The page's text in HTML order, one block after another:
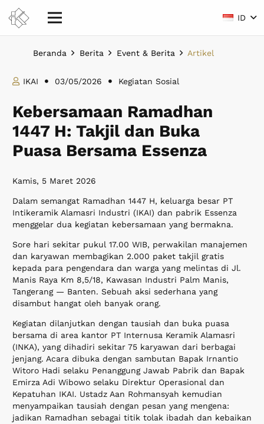
ID
Beranda Berita Event & Berita Artikel
IKAI 03/05/2026 Kegiatan Sosial
Kebersamaan Ramadhan
1447 H: Takjil dan Buka
Puasa Bersama Essenza
Kamis, 5 Maret 2026
Dalam semangat Ramadhan 1447 H, keluarga besar PT
Intikeramik Alamasri Industri (IKAI) dan pabrik Essenza
menggelar dua kegiatan kebersamaan yang bermakna.
Sore hari sekitar pukul 17.00 WIB, perwakilan manajemen
dan karyawan membagikan 2.000 paket takjil gratis
kepada para pengendara dan warga yang melintas di Jl.
Manis Raya Km 8,5/18, Kawasan Industri Palm Manis,
Tangerang — Banten. Sebuah aksi sederhana yang
disambut hangat oleh banyak orang.
Kegiatan dilanjutkan dengan tausiah dan buka puasa
bersama di area kantor PT Internusa Keramik Alamasri
(INKA), yang dihadiri sekitar 75 karyawan dari berbagai
jenjang. Acara dibuka dengan sambutan Bapak Irnantio
Witoro Hadi selaku Penanggung Jawab Pabrik dan Bapak
Emirza Adi Wibowo selaku Direktur Operasional dan
Kepatuhan IKAI. Ustadz Aan Rohmansyah kemudian
menyampaikan tausiah dengan pesan yang mengena:
jadikan Ramadhan sebagai titik tolak ibadah dan kebaikan